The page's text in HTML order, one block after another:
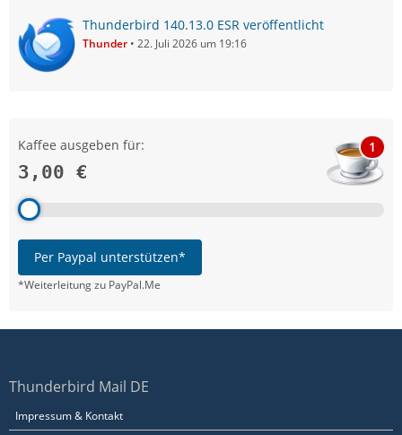
Thunderbird 140.13.0 ESR veröffentlicht
Thunder 22. Juli 2026 um 19:16
Kaffee ausgeben für:
3,00 €
1
Per Paypal unterstützen*
*Weiterleitung zu PayPal.Me
Thunderbird Mail DE
Impressum & Kontakt